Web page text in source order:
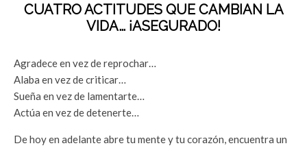
CUATRO ACTITUDES QUE CAMBIAN LA
VIDA… ¡ASEGURADO!
Agradece en vez de reprochar…
Alaba en vez de criticar…
Sueña en vez de lamentarte…
Actúa en vez de detenerte…
De hoy en adelante abre tu mente y tu corazón, encuentra un